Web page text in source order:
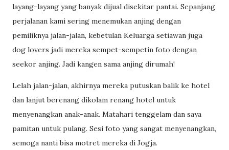
layang-layang yang banyak dijual disekitar pantai. Sepanjang
perjalanan kami sering menemukan anjing dengan
pemiliknya jalan-jalan, kebetulan Keluarga setiawan juga
dog lovers jadi mereka sempet-sempetin foto dengan
seekor anjing. Jadi kangen sama anjing dirumah!
Lelah jalan-jalan, akhirnya mereka putuskan balik ke hotel
dan lanjut berenang dikolam renang hotel untuk
menyenangkan anak-anak. Matahari tenggelam dan saya
pamitan untuk pulang. Sesi foto yang sangat menyenangkan,
semoga nanti bisa motret mereka di Jogja.